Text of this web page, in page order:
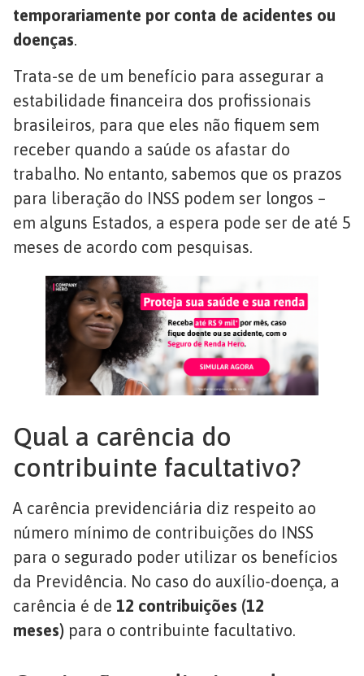
temporariamente por conta de acidentes ou
doenças.
Trata-se de um benefício para assegurar a
estabilidade financeira dos profissionais
brasileiros, para que eles não fiquem sem
receber quando a saúde os afastar do
trabalho. No entanto, sabemos que os prazos
para liberação do INSS podem ser longos –
em alguns Estados, a espera pode ser de até 5
meses de acordo com pesquisas.
Qual a carência do
contribuinte facultativo?
A carência previdenciária diz respeito ao
número mínimo de contribuições do INSS
para o segurado poder utilizar os benefícios
da Previdência. No caso do auxílio-doença, a
carência é de 12 contribuições (12
meses) para o contribuinte facultativo.